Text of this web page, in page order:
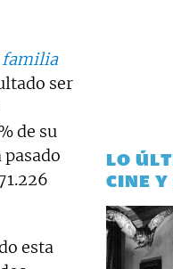
familia
ser
de su
esta
LO
CINE Y